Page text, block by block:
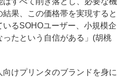
果、この価格帯を実現すると
るSOHOユーザー、小規模企
たという自信がある」(胡桃
けプリンタのブランドを身に